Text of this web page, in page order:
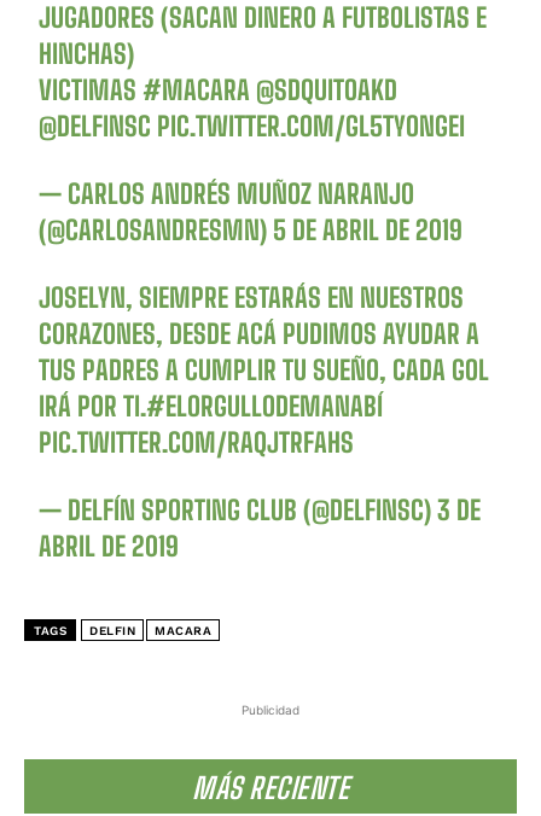
Publicidad
MÁS RECIENTE
JUGADORES (SACAN DINERO A FUTBOLISTAS E
HINCHAS)
VICTIMAS#MACARA @SDQUITOAKD
@DELFINSC PIC.TWITTER.COM/GL5TYONGEI
— CARLOS ANDRÉS MUÑOZ NARANJO
(@CARLOSANDRESMN) 5 DE ABRIL DE 2019
JOSELYN, SIEMPRE ESTARÁS EN NUESTROS
CORAZONES, DESDE ACÁ PUDIMOS AYUDAR A
TUS PADRES A CUMPLIR TU SUEÑO, CADA GOL
IRÁ POR TI.#ELORGULLODEMANABÍ
PIC.TWITTER.COM/RAQJTRFAHS
— DELFÍN SPORTING CLUB (@DELFINSC)3 DE
ABRIL DE 2019
TAGS DELFIN MACARA